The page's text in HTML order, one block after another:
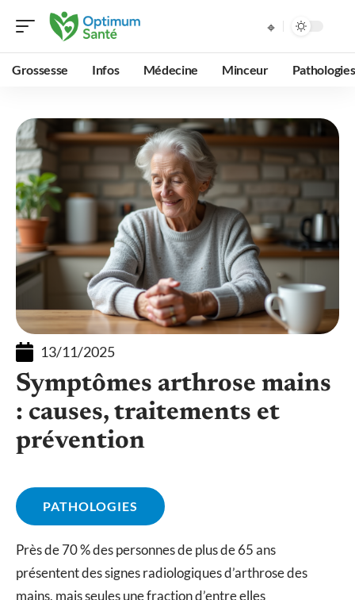
Grossesse Infos Médecine Minceur Pathologies
13/11/2025
Symptômes arthrose mains
: causes, traitements et
prévention
PATHOLOGIES
Près de 70 % des personnes de plus de 65 ans
présentent des signes radiologiques d’arthrose des
mains, mais seules une fraction d’entre elles